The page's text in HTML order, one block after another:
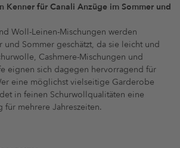
Kenner für Canali Anzüge im Sommer und
Woll-Leinen-Mischungen werden
und Sommer geschätzt, da sie leicht und
Cashmere-Mischungen und
eignen sich dagegen hervorragend für
eine möglichst vielseitige Garderobe
in feinen Schurwollqualitäten eine
für mehrere Jahreszeiten.